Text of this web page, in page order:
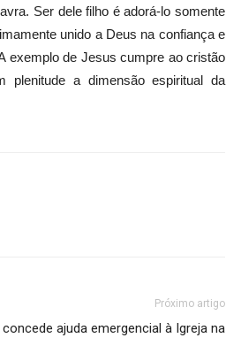
Ser dele filho é adorá-lo somente
unido a Deus na confiança e
exemplo de Jesus cumpre ao cristão
a dimensão espiritual da
Próximo artigo
concede ajuda emergencial à Igreja na